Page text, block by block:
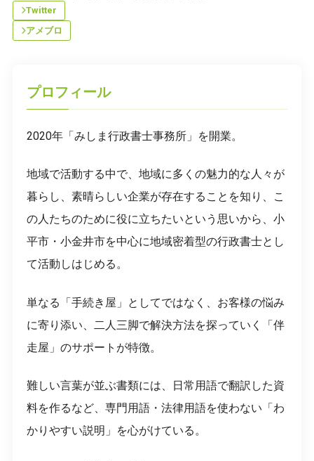
Twitter
アメブロ
プロフィール
2020年「みしま行政書士事務所」を開業。
地域で活動する中で、地域に多くの魅力的な人々が
暮らし、素晴らしい企業が存在することを知り、こ
の人たちのために役に立ちたいという思いから、小
平市・小金井市を中心に地域密着型の行政書士とし
て活動しはじめる。
単なる「手続き屋」としてではなく、お客様の悩み
に寄り添い、二人三脚で解決方法を探っていく「伴
走屋」のサポートが特徴。
難しい言葉が並ぶ書類には、日常用語で翻訳した資
料を作るなど、専門用語・法律用語を使わない「わ
かりやすい説明」を心がけている。